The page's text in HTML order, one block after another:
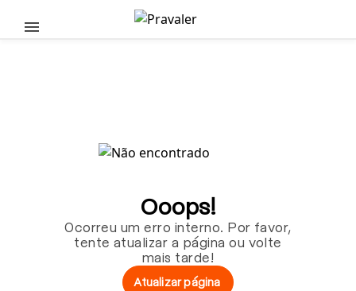
Pular para o conteúdo principal
Ooops!
Ocorreu um erro interno. Por favor,
tente atualizar a página ou volte
mais tarde!
Atualizar página